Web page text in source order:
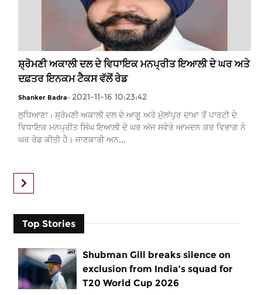
ਸ਼੍ਰੋਮਣੀ ਅਕਾਲੀ ਦਲ ਦੇ ਵਿਧਾਇਕ ਮਨਪ੍ਰੀਤ ਇਆਲੀ ਦੇ ਘਰ ਅਤੇ
ਦਫ਼ਤਰ ਇਨਕਮ ਟੈਕਸ ਵੱਲੋਂ ਰੇਡ
Shanker Badra- 2021-11-16 10:23:42
ਲੁਧਿਆਣਾ : ਸ਼੍ਰੋਮਣੀ ਅਕਾਲੀ ਦਲ ਦੇ ਆਗੂ ਅਤੇ ਮੁੱਲਾਂਪੁਰ ਦਾਖ਼ਾ ਤੋਂ ਪਾਰਟੀ ਦੇ
ਵਿਧਾਇਕ ਮਨਪ੍ਰੀਤ ਸਿੰਘ ਇਆਲੀ ਦੇ ਘਰ ਅੱਜ ਸਵੇਰੇ ਆਮਦਨ ਕਰ ਵਿਭਾਗ ਨੇ
ਘਰ ਰੇਡ ਕੀਤੀ ਹੈ। ਜਾਣਕਾਰੀ ਅਨ...
Top Stories
Shubman Gill breaks silence on
exclusion from India’s squad for
T20 World Cup 2026